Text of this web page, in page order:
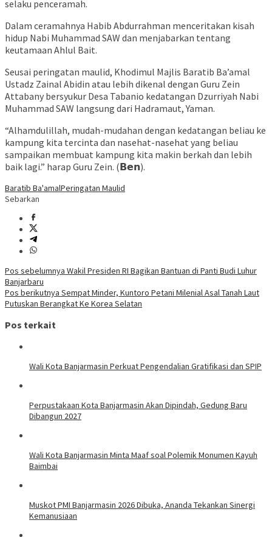
selaku penceramah.
Dalam ceramahnya Habib Abdurrahman menceritakan kisah
hidup Nabi Muhammad SAW dan menjabarkan tentang
keutamaan Ahlul Bait.
Seusai peringatan maulid, Khodimul Majlis Baratib Ba’amal
Ustadz Zainal Abidin atau lebih dikenal dengan Guru Zein
Attabany bersyukur Desa Tabanio kedatangan Dzurriyah Nabi
Muhammad SAW langsung dari Hadramaut, Yaman.
“Alhamdulillah, mudah-mudahan dengan kedatangan beliau ke
kampung kita tercinta dan nasehat-nasehat yang beliau
sampaikan membuat kampung kita makin berkah dan lebih
baik lagi.” harap Guru Zein. (𝗕𝗲𝗻).
Baratib Ba'amalPeringatan Maulid
Sebarkan
Navigasi
pos
Pos sebelumnya Wakil Presiden RI Bagikan Bantuan di Panti Budi Luhur
Banjarbaru
Pos berikutnya Sempat Minder, Kuntoro Petani Milenial Asal Tanah Laut
Putuskan Berangkat Ke Korea Selatan
Pos terkait
Wali Kota Banjarmasin Perkuat Pengendalian Gratifikasi dan SPIP
Perpustakaan Kota Banjarmasin Akan Dipindah, Gedung Baru
Dibangun 2027
Wali Kota Banjarmasin Minta Maaf soal Polemik Monumen Kayuh
Baimbai
Muskot PMI Banjarmasin 2026 Dibuka, Ananda Tekankan Sinergi
Kemanusiaan